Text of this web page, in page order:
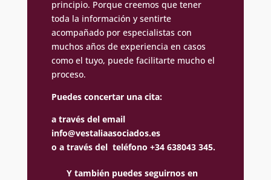
principio. Porque creemos que tener
toda la información y sentirte
acompañado por especialistas con
muchos años de experiencia en casos
como el tuyo, puede facilitarte mucho el
proceso.
Puedes concertar una cita:
a través del email
info@vestaliaasociados.es
o a través del teléfono +34 638043 345.
Y también puedes seguirnos en